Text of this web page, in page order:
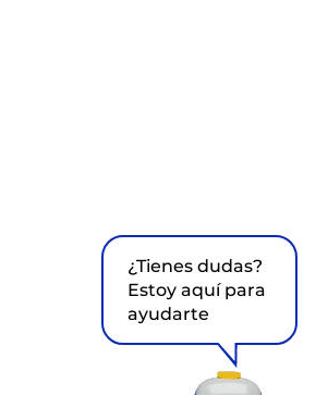
¿Tienes dudas?
Estoy aquí para
ayudarte